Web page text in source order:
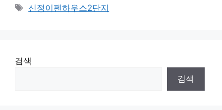
Tags
신정이펜하우스2단지
검색
검색